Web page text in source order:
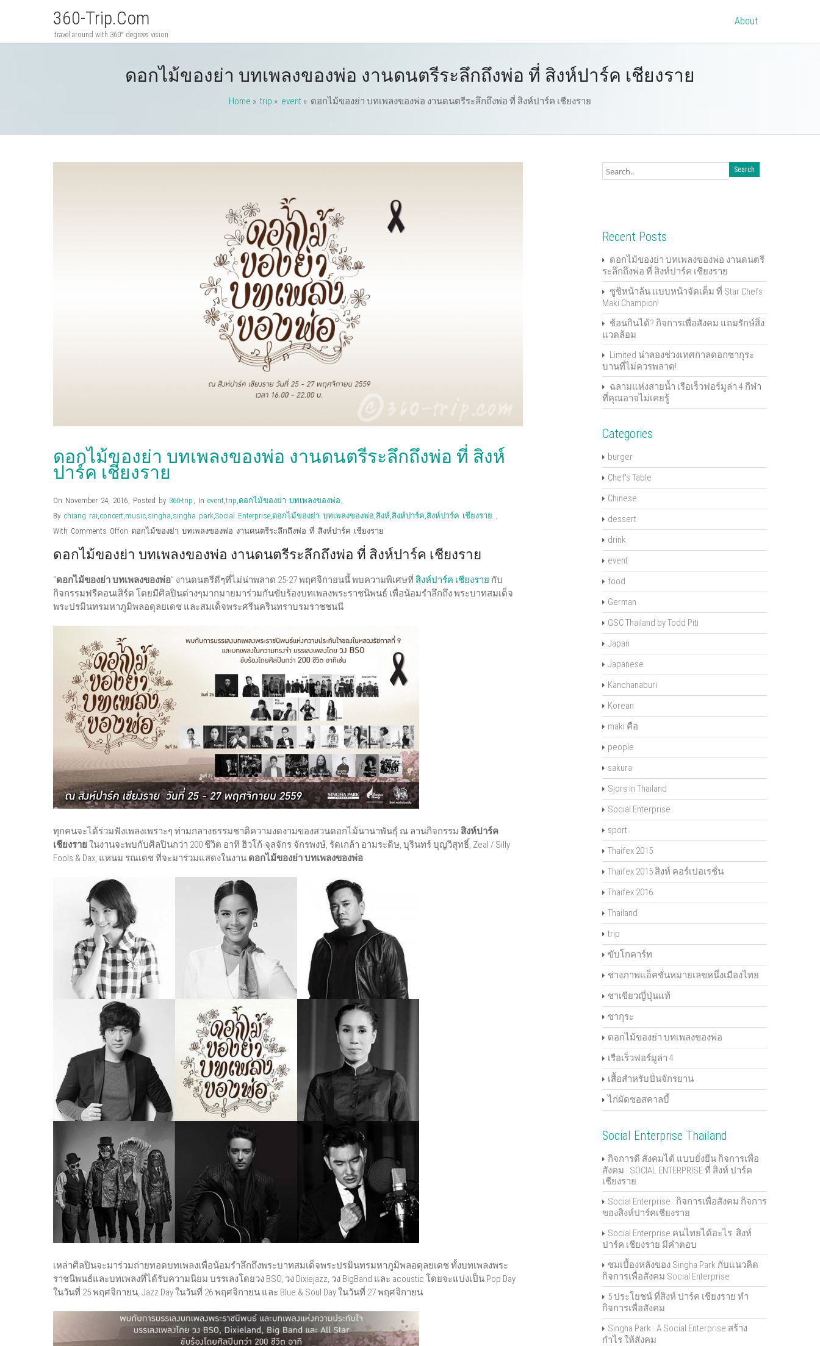
360-Trip.com
travel around with 360° degrees vision
About
ดอกไม้ของย่า บทเพลงของพ่อ งานดนตรีระลึกถึงพ่อ ที่ สิงห์ปาร์ค เชียงราย
Home » trip » event » ดอกไม้ของย่า บทเพลงของพ่อ งานดนตรีระลึกถึงพ่อ ที่ สิงห์ปาร์ค เชียงราย
ดอกไม้ของย่า บทเพลงของพ่อ งานดนตรีระลึกถึงพ่อ ที่ สิงห์
ปาร์ค เชียงราย
On November 24, 2016, Posted by 360-trip , In event,trip,ดอกไม้ของย่า บทเพลงของพ่อ ,
By chiang rai,concert,music,singha,singha park,Social Enterprise,ดอกไม้ของย่า บทเพลงของพ่อ,สิงห์,สิงห์ปาร์ค,สิงห์ปาร์ค เชียงราย ,
With Comments Offon ดอกไม้ของย่า บทเพลงของพ่อ งานดนตรีระลึกถึงพ่อ ที่ สิงห์ปาร์ค เชียงราย
ดอกไม้ของย่า บทเพลงของพ่อ งานดนตรีระลึกถึงพ่อ ที่ สิงห์ปาร์ค เชียงราย
“ดอกไม้ของย่า บทเพลงของพ่อ” งานดนตรีดีๆที่ไม่น่าพลาด 25-27 พฤศจิกายนนี้ พบความพิเศษที่ สิงห์ปาร์ค เชียงราย กับ
กิจกรรมฟรีคอนเสิร์ต โดยมีศิลปินต่างๆมากมายมาร่วมกันขับร้องบทเพลงพระราชนิพนธ์ เพื่อน้อมรำลึกถึง พระบาทสมเด็จ
พระปรมินทรมหาภูมิพลอดุลยเดช และสมเด็จพระศรีนครินทราบรมราชชนนี
ทุกคนจะได้ร่วมฟังเพลงเพราะๆ ท่ามกลางธรรมชาติความงดงามของสวนดอกไม้นานาพันธุ์ ณ ลานกิจกรรม สิงห์ปาร์ค
เชียงราย ในงานจะพบกับศิลปินกว่า 200 ชีวิต อาทิ ฮิวโก้-จุลจักร จักรพงษ์, รัดเกล้า อามระดิษ, บุรินทร์ บุญวิสุทธิ์, Zeal / Silly
Fools & Dax, แหนม รณเดช ที่จะมาร่วมแสดงในงาน ดอกไม้ของย่า บทเพลงของพ่อ
เหล่าศิลปินจะมาร่วมถ่ายทอดบทเพลงเพื่อน้อมรำลึกถึงพระบาทสมเด็จพระปรมินทรมหาภูมิพลอดุลยเดช ทั้งบทเพลงพระ
ราชนิพนธ์และบทเพลงที่ได้รับความนิยม บรรเลงโดยวง BSO, วง Dixiejazz, วง BigBand และ acoustic โดยจะแบ่งเป็น Pop Day
ในวันที่ 25 พฤศจิกายน, Jazz Day ในวันที่ 26 พฤศจิกายน และ Blue & Soul Day ในวันที่ 27 พฤศจิกายน
Recent Posts
ดอกไม้ของย่า บทเพลงของพ่อ งานดนตรี
ระลึกถึงพ่อ ที่ สิงห์ปาร์ค เชียงราย
ซูชิหน้าล้น แบบหน้าจัดเต็ม ที่ Star Chefs
Maki Champion!
ช้อนกินได้? กิจการเพื่อสังคม แถมรักษ์สิ่ง
แวดล้อม
Limited น่าลองช่วงเทศกาลดอกซากุระ
บานที่ไม่ควรพลาด!
ฉลามแห่งสายน้ำ เรือเร็วฟอร์มูล่า 4 กีฬา
ที่คุณอาจไม่เคยรู้
Categories
burger
Chef's Table
Chinese
dessert
drink
event
food
German
GSC Thailand by Todd Piti
Japan
Japanese
Kanchanaburi
Korean
maki คือ
people
sakura
Sjors in Thailand
Social Enterprise
sport
Thaifex 2015
Thaifex 2015 สิงห์ คอร์เปอเรชั่น
Thaifex 2016
Thailand
trip
ขับโกคาร์ท
ช่างภาพแอ็คชั่นหมายเลขหนึ่งเมืองไทย
ชาเขียวญี่ปุ่นแท้
ซากุระ
ดอกไม้ของย่า บทเพลงของพ่อ
เรือเร็วฟอร์มูล่า 4
เสื้อสำหรับปั่นจักรยาน
ไก่ผัดซอสคาลบี้
Social Enterprise Thailand
กิจการดี สังคมได้ แบบยั่งยืน กิจการเพื่อ
สังคม : SOCIAL ENTERPRISE ที่ สิงห์ ปาร์ค
เชียงราย
Social Enterprise : กิจการเพื่อสังคม กิจการ
ของสิงห์ปาร์คเชียงราย
Social Enterprise คนไทยได้อะไร..สิงห์
ปาร์ค เชียงราย มีคำตอบ
ชมเบื้องหลังของ Singha Park กับแนวคิด
กิจการเพื่อสังคม Social Enterprise
5 ประโยชน์ ที่สิงห์ ปาร์ค เชียงราย ทำ
กิจการเพื่อสังคม
Singha Park : A Social Enterprise สร้าง
กำไร ให้สังคม